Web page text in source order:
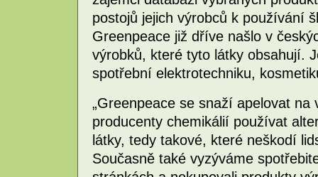
postojů jejich výrobců k používání
Greenpeace již dříve našlo v
výrobků, které tyto látky obsahují.
spotřební elektrotechniku,
„Greenpeace se snaží apelovat
producenty chemikálií používat
látky, tedy takové, které neškodí
Současně také vyzýváme